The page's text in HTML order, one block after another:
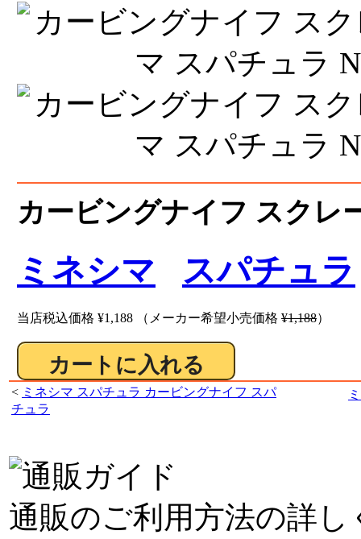
カービングナイフ スクレ
ミネシマ スパチュラ
当店税込価格 ¥1,188 （メーカー希望小売価格 ¥1,188）
< ミネシマ スパチュラ カービングナイフ スパ
チュラ
通販のご利用方法の詳し